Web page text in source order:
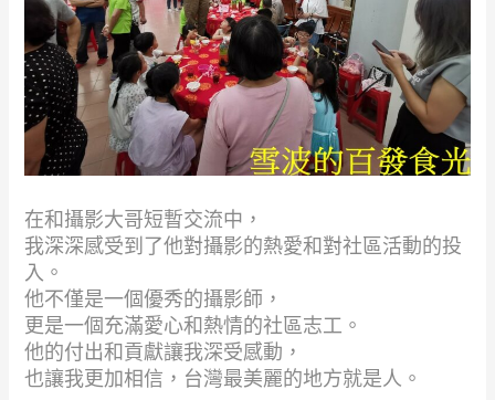
在和攝影大哥短暫交流中，
我深深感受到了他對攝影的熱愛和對社區活動的投
入。
他不僅是一個優秀的攝影師，
更是一個充滿愛心和熱情的社區志工。
他的付出和貢獻讓我深受感動，
也讓我更加相信，台灣最美麗的地方就是人。